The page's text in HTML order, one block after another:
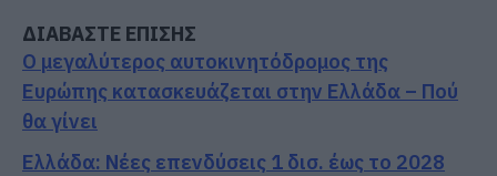
ΔΙΑΒΑΣΤΕ ΕΠΙΣΗΣ
Ο μεγαλύτερος αυτοκινητόδρομος της
Ευρώπης κατασκευάζεται στην Ελλάδα – Πού
θα γίνει
Ελλάδα: Νέες επενδύσεις 1 δισ. έως το 2028